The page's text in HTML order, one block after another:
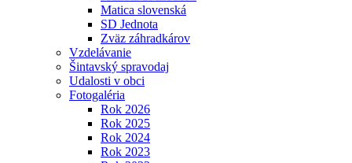
Matica slovenská
SD Jednota
Zväz záhradkárov
Vzdelávanie
Šintavský spravodaj
Udalosti v obci
Fotogaléria
Rok 2026
Rok 2025
Rok 2024
Rok 2023